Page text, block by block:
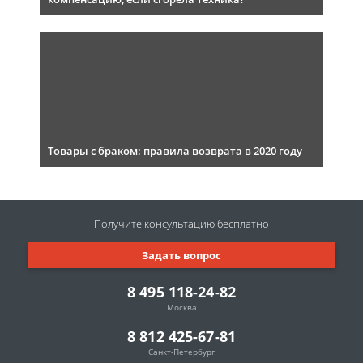
Товары с браком: правила возврата в 2020 году
8 495 118-24-82
Москва
8 812 425-67-81
Санкт-Петербург
Задать вопрос
Получите консультациюбесплатно